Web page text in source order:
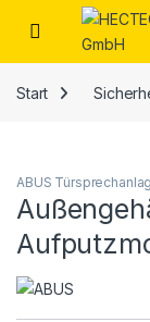
Open
Start
ABUS